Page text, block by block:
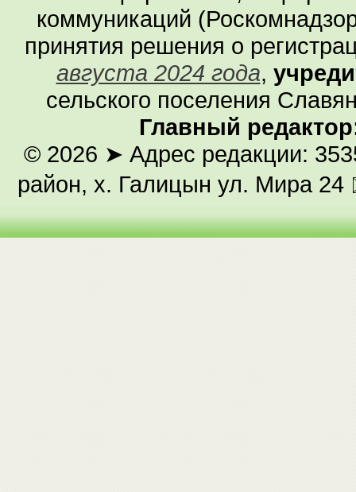
коммуникаций
принятия решения о
августа 2024 года,
сельского поселения
Главный
© 2026 ➤ Адрес редакции:
район, х. Галицын ул. Мира